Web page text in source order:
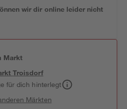
wir dir online leider nicht
Markt
Troisdorf
für dich hinterlegt
Märkten